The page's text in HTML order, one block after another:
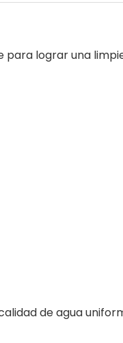
lograr una
de agua